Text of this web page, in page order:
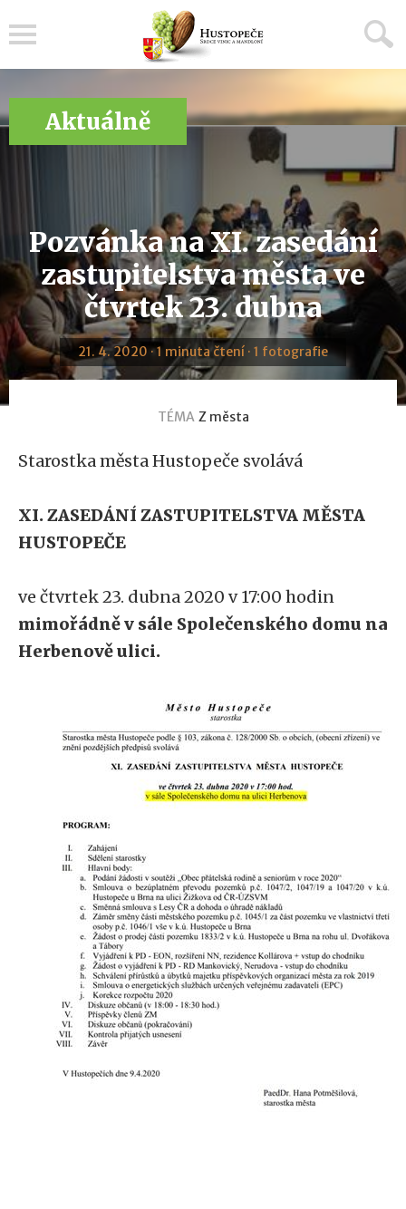
Aktuálně
Pozvánka na XI. zasedání
zastupitelstva města ve
čtvrtek 23. dubna
21. 4. 2020 · 1 minuta čtení · 1 fotografie
TÉMA Z města
Starostka města Hustopeče svolává
XI. ZASEDÁNÍ ZASTUPITELSTVA MĚSTA
HUSTOPEČE
ve čtvrtek 23. dubna 2020 v 17:00 hodin
mimořádně v sále Společenského domu na
Herbenově ulici.